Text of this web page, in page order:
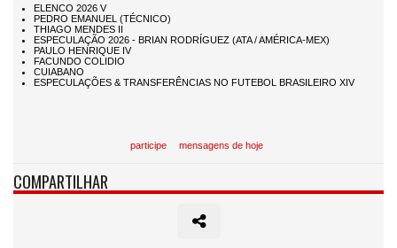
participe mensagens de hoje
COMPARTILHAR